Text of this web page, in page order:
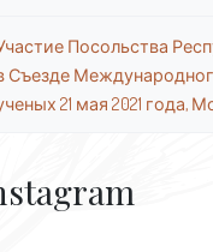
Посольства
Съезде
21 мая 2021 года,